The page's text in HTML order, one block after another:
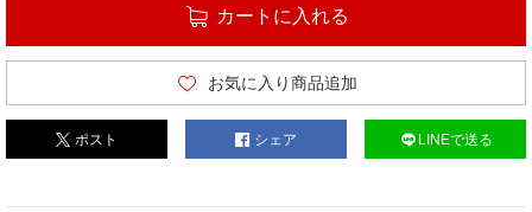
カートに入れる
お気に入り商品追加
ポスト シェア LINEで送る